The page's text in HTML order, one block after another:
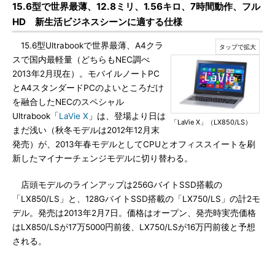
15.6型で世界最薄、12.8ミリ、1.56キロ、7時間動作、フル
HD 新生活ビジネスシーンに適する仕様
「LaVie X」（LX850/LS）
15.6型Ultrabookで世界最薄、A4クラ
スで国内最軽量（どちらもNEC調べ
2013年2月現在）。モバイルノートPC
とA4スタンダードPCのよいところだけ
を融合したNECのスペシャル
Ultrabook「LaVie X 」は、登場より日は
まだ浅い（秋冬モデルは2012年12月末
発売）が、2013年春モデルとしてCPUとオフィススイートを刷
新したマイナーチェンジモデルに切り替わる。
店頭モデルのラインアップは256GバイトSSD搭載の
「LX850/LS」と、128GバイトSSD搭載の「LX750/LS」の計2モ
デル。発売は2013年2月7日。価格はオープン、発売時実売価格
はLX850/LSが17万5000円前後、LX750/LSが16万円前後と予想
される。